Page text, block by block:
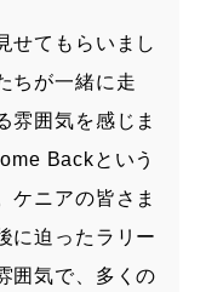
せてもらいまし
ちが一緒に走
雰囲気を感じま
Backという
ケニアの皆さま
に迫ったラリー
囲気で、多くの